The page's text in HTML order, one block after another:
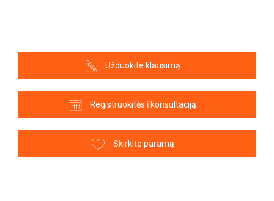
Užduokite klausimą
Registruokitės į konsultaciją
Skirkite paramą